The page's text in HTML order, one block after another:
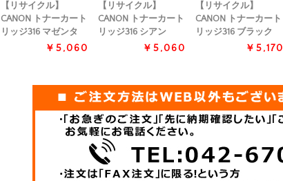
【リサイクル】
CANON トナーカート
リッジ316 マゼンタ
￥5,060
【リサイクル】
CANON トナーカート
リッジ316 シアン
￥5,060
【リサイクル】
CANON トナーカート
リッジ316 ブラック
￥5,170